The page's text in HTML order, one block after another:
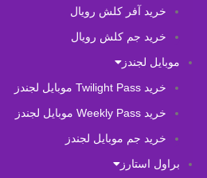
خرید آفر کلش رویال
خرید جم کلش رویال
موبایل لجندز
خرید Twilight Pass موبایل لجندز
خرید Weekly Pass موبایل لجندز
خرید جم موبایل لجندز
براول استارز